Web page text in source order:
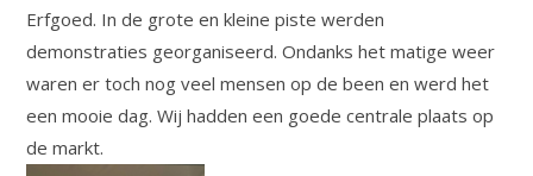
Erfgoed. In de grote en kleine piste werden
demonstraties georganiseerd. Ondanks het matige weer
waren er toch nog veel mensen op de been en werd het
een mooie dag. Wij hadden een goede centrale plaats op
de markt.